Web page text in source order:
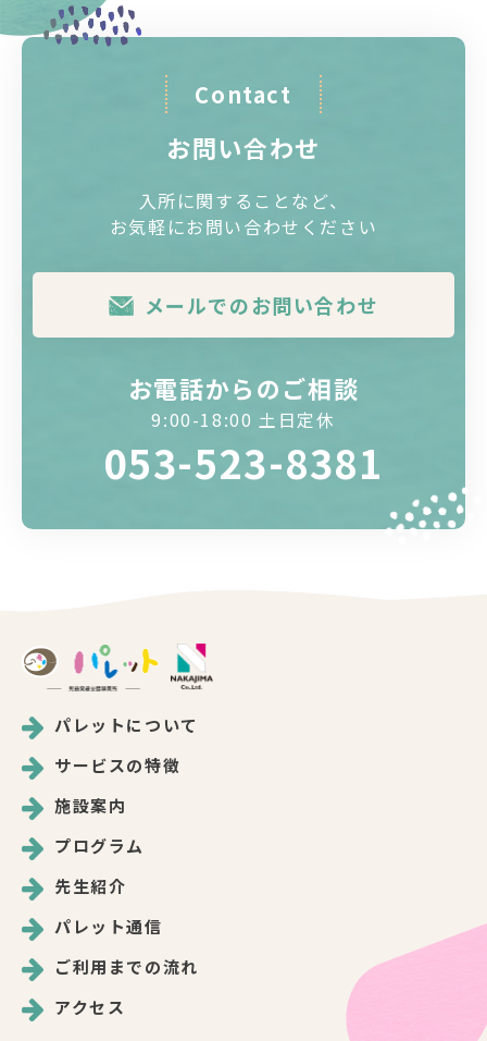
Contact
お問い合わせ
入所に関することなど、
お気軽にお問い合わせください
メールでのお問い合わせ
お電話からのご相談
9:00-18:00 土日定休
053-523-8381
パレットについて
サービスの特徴
施設案内
プログラム
先生紹介
パレット通信
ご利用までの流れ
アクセス